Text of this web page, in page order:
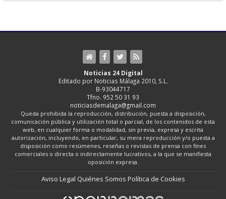
Noticias 24 Digital
Editado por Noticias Málaga 2010, S.L.
B-93044717
Tfno. 952 50 31 93
noticiasdemalaga@gmail.com
Queda prohibida la reproducción, distribución, puesta a disposición,
comunicación pública y utilización total o parcial, de los contenidos de esta
web, en cualquier forma o modalidad, sin previa, expresa y escrita
autorización, incluyendo, en particular, su mera reproducción y/o puesta a
disposición como resúmenes, reseñas o revistas de prensa con fines
comerciales o directa o indirectamente lucrativos, a la que se manifiesta
oposición expresa.
Aviso Legal Quiénes Somos Política de Cookies